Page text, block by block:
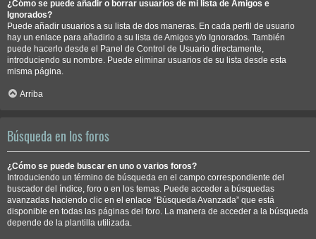
¿Cómo se puede añadir o borrar usuarios de mi lista de Amigos e
Ignorados?
Puede añadir usuarios a su lista de dos maneras. En cada perfil de usuario
hay un enlace para añadirlo a su lista de Amigos y/o Ignorados. También
puede hacerlo desde el Panel de Control de Usuario directamente,
introduciendo su nombre. Puede eliminar usuarios de su lista desde esta
misma página.
Arriba
Búsqueda en los foros
¿Cómo se puede buscar en uno o varios foros?
Introduciendo un término de búsqueda en el campo correspondiente del
buscador del índice, foro o en los temas. Puede acceder a búsquedas
avanzadas haciendo clic en el enlace “Búsqueda Avanzada” que está
disponible en todas las páginas del foro. La manera de acceder a la búsqueda
depende de la plantilla utilizada.